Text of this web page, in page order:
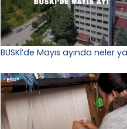
BUSKİ’de Mayıs ayında neler